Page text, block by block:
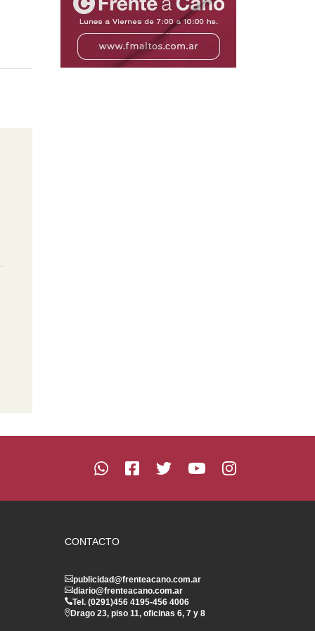
CONTACTO
publicidad@frenteacano.com.ar
diario@frenteacano.com.ar
Tel. (0291)456 4195-456 4006
Drago 23, piso 11, oficinas 6, 7 y 8